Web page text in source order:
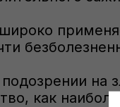
на
как